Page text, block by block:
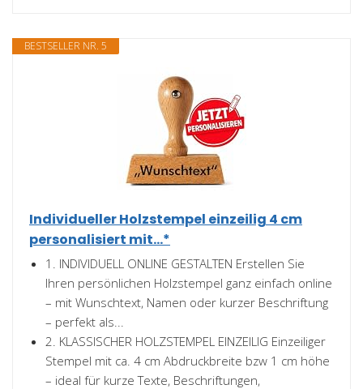
BESTSELLER NR. 5
Individueller Holzstempel einzeilig 4 cm
personalisiert mit...*
1. INDIVIDUELL ONLINE GESTALTEN Erstellen Sie
Ihren persönlichen Holzstempel ganz einfach online
– mit Wunschtext, Namen oder kurzer Beschriftung
– perfekt als...
2. KLASSISCHER HOLZSTEMPEL EINZEILIG Einzeiliger
Stempel mit ca. 4 cm Abdruckbreite bzw 1 cm höhe
– ideal für kurze Texte, Beschriftungen,